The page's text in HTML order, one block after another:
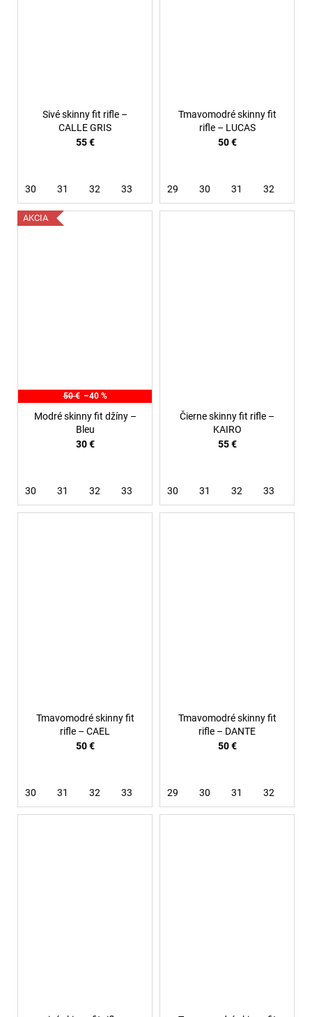
Sivé skinny fit rifle –
CALLE GRIS
55 €
30 31 32 33
Tmavomodré skinny fit
rifle – LUCAS
50 €
29 30 31 32
AKCIA
50 € –40 %
Modré skinny fit džíny –
Bleu
30 €
30 31 32 33
Čierne skinny fit rifle –
KAIRO
55 €
30 31 32 33
Tmavomodré skinny fit
rifle – CAEL
50 €
30 31 32 33
Tmavomodré skinny fit
rifle – DANTE
50 €
29 30 31 32